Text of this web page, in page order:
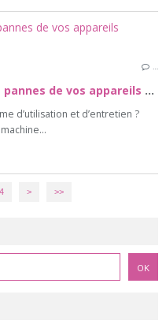
…
Les bons gestes pour éviter les pannes de vos appareils électroménagers
d’utilisation et d’entretien ?
4 > >>